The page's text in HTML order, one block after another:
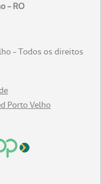
- RO
- Todos os direitos
Porto Velho